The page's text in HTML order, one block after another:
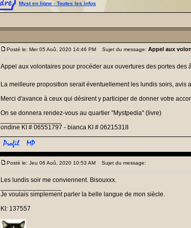
Myst en ligne - Toutes les infos
Posté le: Mer 05 Aoû, 2020 14:46 PM Sujet du message: Appel aux
Appel aux volontaires pour procéder aux ouvertures des portes des
La meilleure proposition serait éventuellement les lundis soirs, avis
Merci d'avance à ceux qui désirent y participer de donner votre
On se donnera rendez-vous au quartier "Mystpedia" (livre)
ondine KI # 06551797 - bianca KI # 06215318
Posté le: Jeu 06 Aoû, 2020 10:53 AM Sujet du message:
Les lundis soir me conviennent. Bisouxxx.
Je voulais simplement parler la belle langue de mon siècle.
KI: 137557